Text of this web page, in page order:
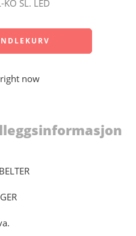
SL. LED
now